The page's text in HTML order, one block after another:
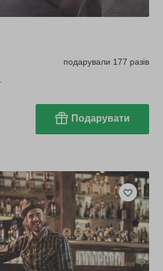
подарували 177 разів
Подарувати